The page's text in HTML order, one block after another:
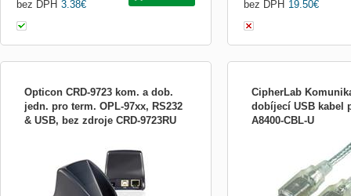
3.38€
bez DPH 19.50€
bez DPH
Opticon CRD-9723 kom. a dob.
jedn. pro term. OPL-97xx, RS232
& USB, bez zdroje CRD-9723RU
zdroje je CRD-9723 komunikační a
dobíjecí jednotka pro terminály OPL-97xx,
RS232 &amp; USB, bez zdroje
CipherLab
dobíjecí USB kabel
A8400-CBL-U
systémy:Terminály / PDA